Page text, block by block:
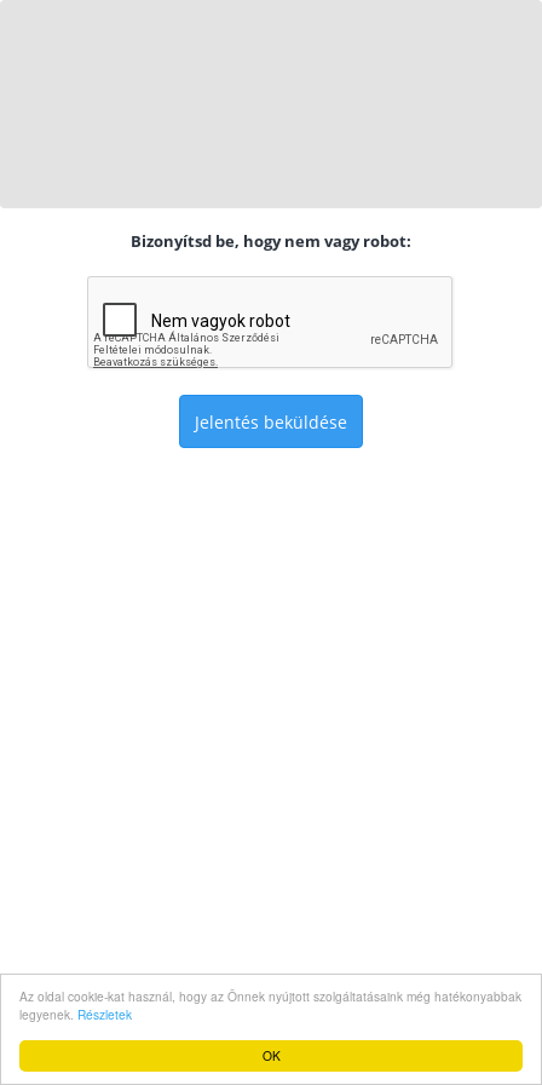
OK
Az oldal cookie-kat használ, hogy az Önnek nyújtott szolgáltatásaink még hatékonyabbak
legyenek. Részletek
Bizonyítsd be, hogy nem vagy robot:
Jelentés beküldése